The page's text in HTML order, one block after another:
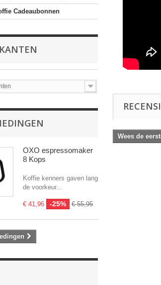
Cadeaubonnen
OXO espressomaker
8 Kops
Koffie kenners gaven lang
de voorkeur...
€ 41,96 -25% € 55,95
Wees de